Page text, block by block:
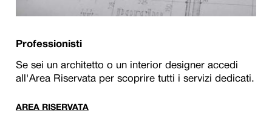
Professionisti
Se sei un architetto o un interior designer accedi
all'Area Riservata per scoprire tutti i servizi dedicati.
AREA RISERVATA